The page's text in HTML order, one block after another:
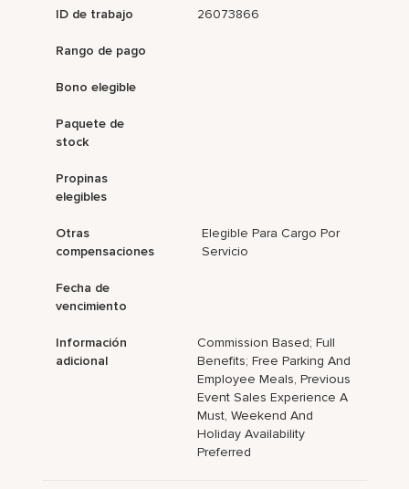
ID de trabajo 26073866
Rango de pago
Bono elegible
Paquete de
stock
Propinas
elegibles
Otras
compensaciones
Elegible Para Cargo Por
Servicio
Fecha de
vencimiento
Información
adicional
Commission Based; Full
Benefits; Free Parking And
Employee Meals, Previous
Event Sales Experience A
Must, Weekend And
Holiday Availability
Preferred